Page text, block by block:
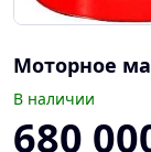
Моторное
В наличии
680